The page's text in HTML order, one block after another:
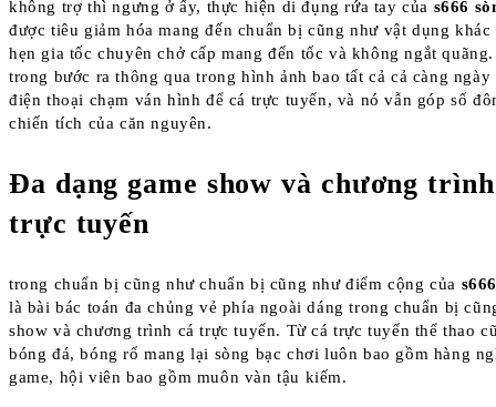
không trợ thì ngưng ở ấy, thực hiện di đụng rứa tay của s666
được tiêu giảm hóa mang đến chuẩn bị cũng như vật dụng khác
hẹn gia tốc chuyên chở cấp mang đến tốc và không ngắt
trong bước ra thông qua trong hình ảnh bao tất cả cả càng ngày
điện thoại chạm ván hình để cá trực tuyến, và nó vẫn góp số
chiến tích của căn nguyên.
Đa dạng game show và chương
trực tuyến
trong chuẩn bị cũng như chuẩn bị cũng như điểm cộng của
là bài bác toán đa chủng vẻ phía ngoài dáng trong chuẩn bị
show và chương trình cá trực tuyến. Từ cá trực tuyến thể thao
bóng đá, bóng rổ mang lại sòng bạc chơi luôn bao gồm hàng
game, hội viên bao gồm muôn vàn tậu kiếm.